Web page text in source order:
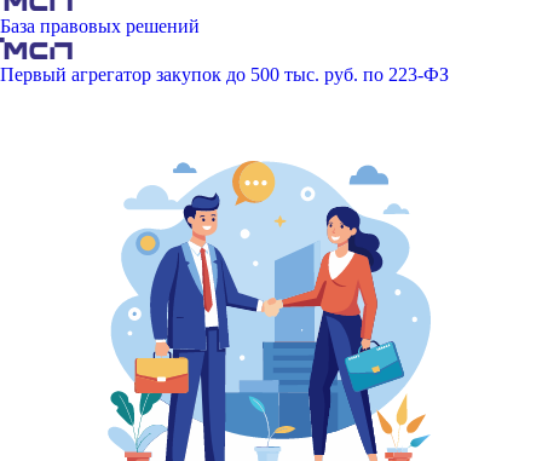
База правовых решений
Первый агрегатор закупок до 500 тыс. руб. по 223-ФЗ